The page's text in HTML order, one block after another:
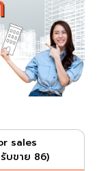
sales
บขาย 86)